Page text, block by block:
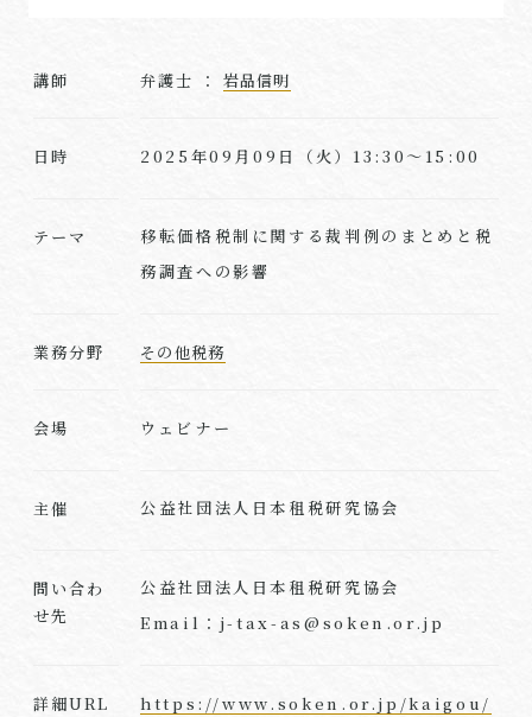
講師 弁護士 ： 岩品信明
日時 2025年09月09日（火）13:30～15:00
テーマ
移転価格税制に関する裁判例のまとめと税
務調査への影響
業務分野 その他税務
会場 ウェビナー
主催 公益社団法人日本租税研究協会
問い合わ
せ先
公益社団法人日本租税研究協会
Email：j-tax-as@soken.or.jp
詳細URL https://www.soken.or.jp/kaigou/